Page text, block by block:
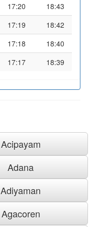
17:20
18:43
17:19
18:42
17:18
18:40
17:17 18:39
Acipayam
Adana
Adiyaman
Agacoren